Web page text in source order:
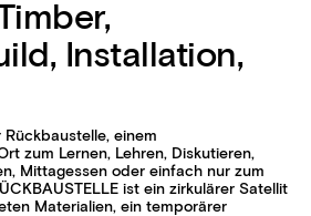
Installation,
einem
zum Lernen, Lehren, Diskutieren,
Mittagessen oder einfach nur zum
ist ein zirkulärer Satellit
Materialien, ein temporärer